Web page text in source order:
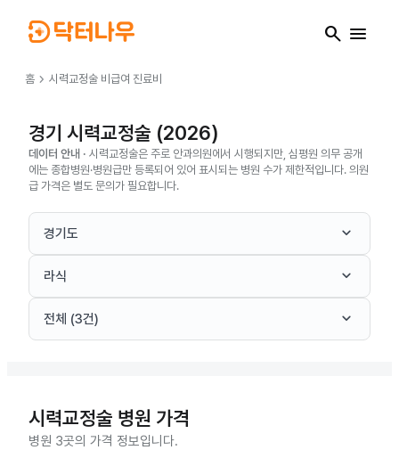
search menu
홈 chevron_right 시력교정술 비급여 진료비
경기 시력교정술 (2026)
데이터 안내 · 시력교정술은 주로 안과의원에서 시행되지만, 심평원 의무 공개
에는 종합병원·병원급만 등록되어 있어 표시되는 병원 수가 제한적입니다. 의원
급 가격은 별도 문의가 필요합니다.
경기도 keyboard_arrow_down
라식 keyboard_arrow_down
전체 (3건) keyboard_arrow_down
시력교정술 병원 가격
병원 3곳의 가격 정보입니다.